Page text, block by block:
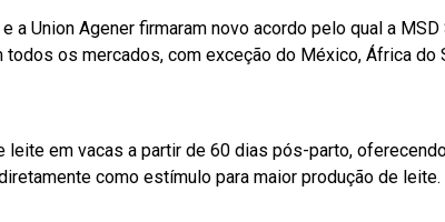
a Union Agener firmaram novo acordo pelo qual a
os mercados, com exceção do México, África
leite em vacas a partir de 60 dias pós-parto,
como estímulo para maior produção de